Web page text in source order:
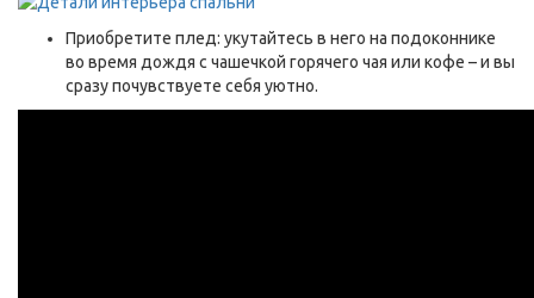
Приобретите плед: укутайтесь в него на подоконнике
во время дождя с чашечкой горячего чая или кофе – и вы
сразу почувствуете себя уютно.